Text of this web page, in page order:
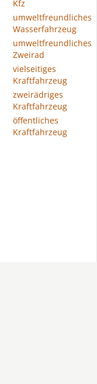
Kfz
umweltfreundliches
Wasserfahrzeug
umweltfreundliches
Zweirad
vielseitiges
Kraftfahrzeug
zweirädriges
Kraftfahrzeug
öffentliches
Kraftfahrzeug